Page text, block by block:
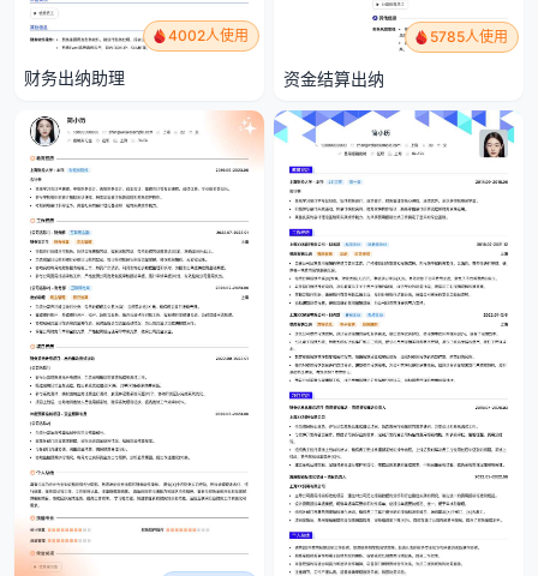
4002人使用
财务出纳助理
5785人使用
资金结算出纳